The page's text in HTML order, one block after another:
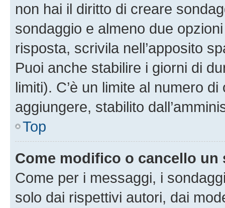
non hai il diritto di creare
sondaggio e almeno due
risposta, scrivila nell’apposito
Puoi anche stabilire i giorni di
limiti). C’è un limite al numero
aggiungere, stabilito
Top
Come modifico o cancello un
Come per i messaggi, i
solo dai rispettivi autori, dai